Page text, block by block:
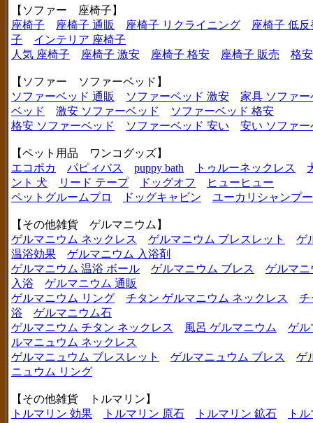
【ソファー 座椅子】
座椅子
座椅子 通販 座椅子 リクライニング
座椅子 低反
子
インテリア 座椅子
人気 座椅子
座椅子 激安 座椅子 格安 座椅子 販売 格
【ソファー ソファーベッド】
ソファーベッド 通販
ソファーベッド 激安
家具 ソファー
ベッド
激安 ソファーベッド
ソファーベッド 格安
格安 ソファーベッド
ソファーベッド 安い 安い ソファー
【ペット用品 ワンコグッズ】
エコポカ
パピィバス puppy bath トゥルーネックレス
ント 犬
リード テープ ドッグオフ
ヒューヒュー
ペットグルームプロ
ドッグキャビン ユーカリシャンプー
【その他雑貨 ゲルマニウム】
ゲルマニウム ネックレス
ゲルマニウム ブレスレット
ゲ
温浴効果
ゲルマニウム 入浴剤
ゲルマニウム 温浴 ボール
ゲルマニウム ブレス
ゲルマニ
入浴
ゲルマニウム 通販
ゲルマニウム リング
チタン ゲルマニウム ネックレス
チ
浴
ゲルマニウム石
ゲルマニウム チタン ネックレス
風呂 ゲルマニウム
ゲル
ルマニュウム ネックレス
ゲルマニュウム ブレスレット
ゲルマニュウム ブレス
ゲ
ニュウム リング
【その他雑貨 トルマリン】
トルマリン 効果
トルマリン 原石 トルマリン 鉱石 ト